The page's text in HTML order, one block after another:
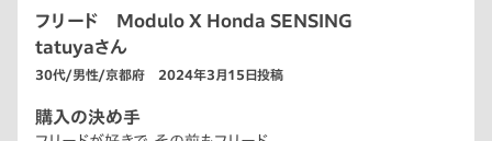
フリード Modulo X Honda SENSING
tatuyaさん
30代/男性/京都府 2024年3月15日投稿
購入の決め手